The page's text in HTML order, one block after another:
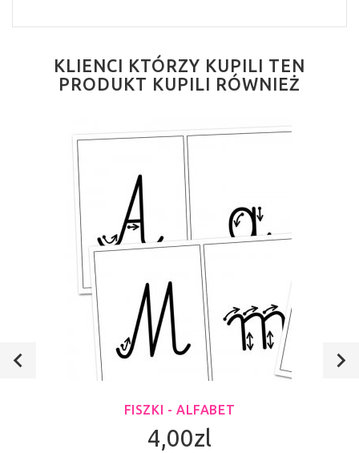
KLIENCI KTÓRZY KUPILI TEN
PRODUKT KUPILI RÓWNIEŻ
FISZKI - ALFABET
4,00zl